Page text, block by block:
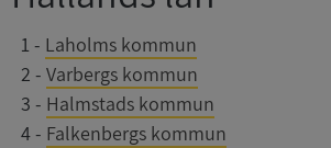
1- Laholms kommun
2 - Varbergs kommun
3 - Halmstads kommun
4- Falkenbergs kommun